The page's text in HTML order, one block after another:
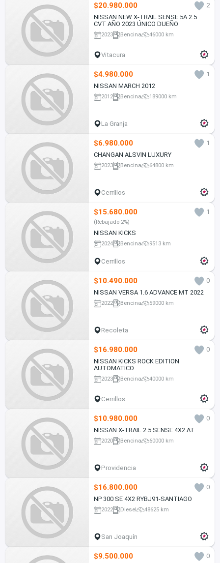
$20.980.000
2
NISSAN NEW X-TRAIL SENSE 5A 2.5
CVT AÑO 2023 ÚNICO DUEÑO
2023 Bencina 46000 km
Vitacura
$4.980.000
1
NISSAN MARCH 2012
2012 Bencina 189000 km
La Granja
$6.980.000
1
CHANGAN ALSVIN LUXURY
2023 Bencina 64800 km
Cerrillos
$15.680.000 1
(Rebajado 2%)
NISSAN KICKS
2024 Bencina 9513 km
Cerrillos
$10.490.000
0
NISSAN VERSA 1.6 ADVANCE MT 2022
2022 Bencina 59000 km
Recoleta
$16.980.000
0
NISSAN KICKS ROCK EDITION
AUTOMATICO
2023 Bencina 40000 km
Cerrillos
$10.980.000
0
NISSAN X-TRAIL 2.5 SENSE 4X2 AT
2020 Bencina 60000 km
Providencia
$16.800.000
0
NP 300 SE 4X2 RYBJ91-SANTIAGO
2022 Diesel 48625 km
San Joaquín
$9.500.000
0